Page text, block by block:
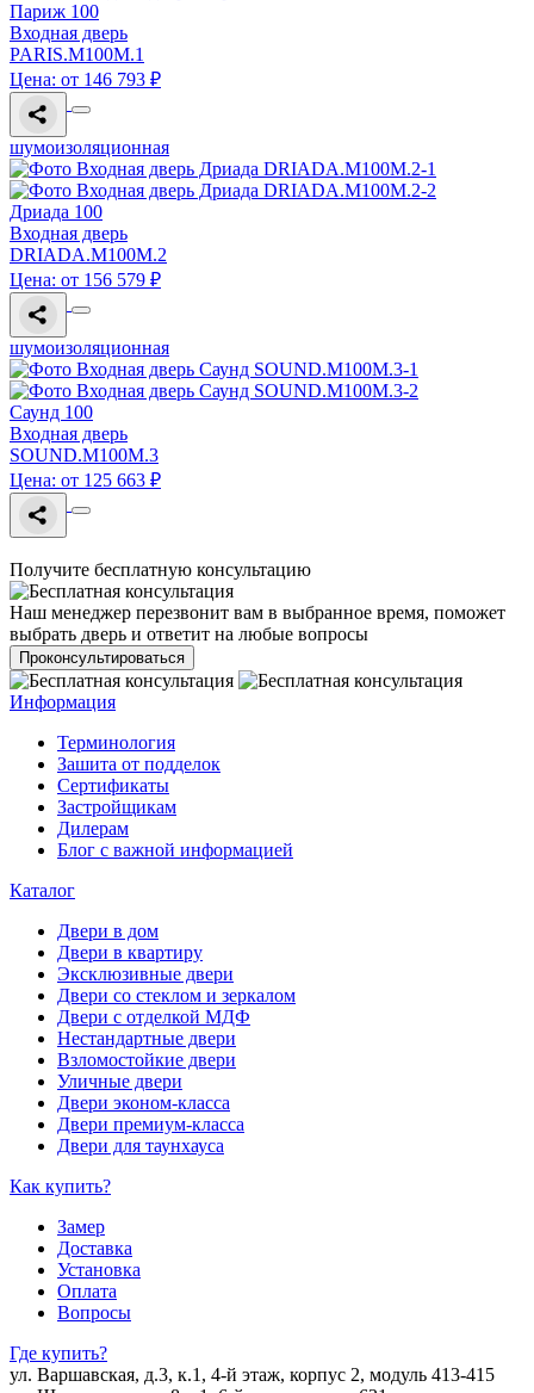
Париж 100
Входная дверь
PARIS.M100M.1
Цена: от 146 793 ₽
шумоизоляционная
Дриада 100
Входная дверь
DRIADA.M100M.2
Цена: от 156 579 ₽
шумоизоляционная
Саунд 100
Входная дверь
SOUND.M100M.3
Цена: от 125 663 ₽
Получите бесплатную консультацию
Наш менеджер перезвонит вам в выбранное время, поможет
выбрать дверь и ответит на любые вопросы
Проконсультироваться
Информация
Терминология
Зашита от подделок
Сертификаты
Застройщикам
Дилерам
Блог с важной информацией
Каталог
Двери в дом
Двери в квартиру
Эксклюзивные двери
Двери со стеклом и зеркалом
Двери с отделкой МДФ
Нестандартные двери
Взломостойкие двери
Уличные двери
Двери эконом-класса
Двери премиум-класса
Двери для таунхауса
Как купить?
Замер
Доставка
Установка
Оплата
Вопросы
Где купить?
ул. Варшавская, д.3, к.1, 4-й этаж, корпус 2, модуль 413-415